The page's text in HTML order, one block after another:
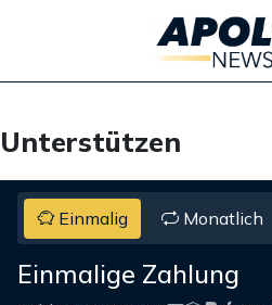
Unterstützen
Einmalig Monatlich
Einmalige Zahlung